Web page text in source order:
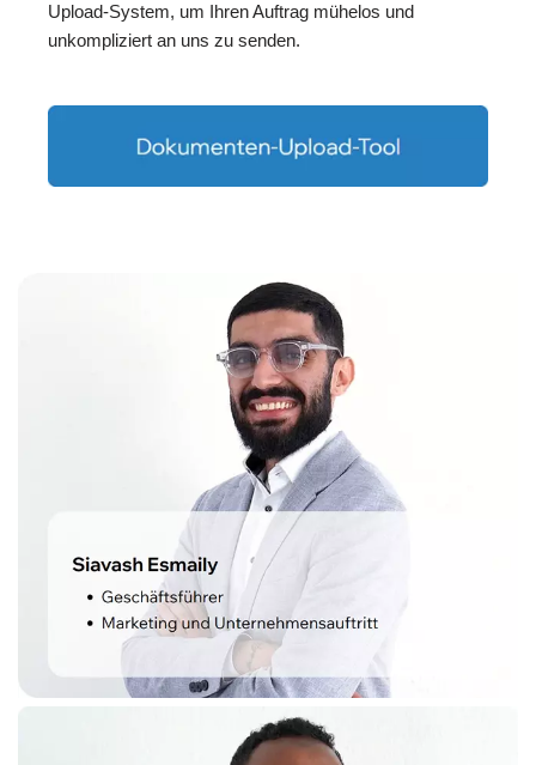
Upload-System, um Ihren Auftrag mühelos und
unkompliziert an uns zu senden.